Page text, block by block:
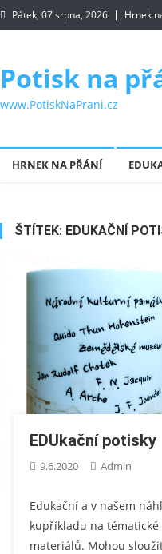
Skip to content
Pátek, 07 srpna, 2026 Hrnek
Potisk na
www.PotiskNaPrani.cz
HRNEK NA PŘÁNÍ
ŠTÍTEK: EDUKAČNÍ
EDUkační potisky
9.6.2020 Admin
Edukační a v našem
kupříkladu na
materiálů. Mohou